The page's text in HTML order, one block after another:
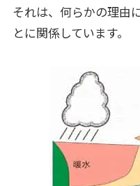
それは、何らかの理由
とに関係しています。